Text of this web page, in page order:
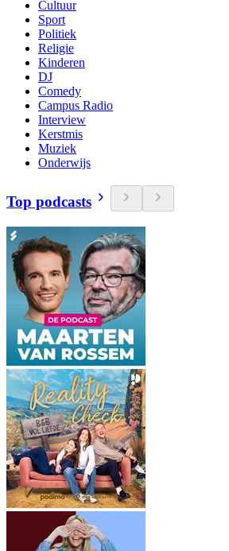
Cultuur
Sport
Politiek
Religie
Kinderen
DJ
Comedy
Campus Radio
Interview
Kerstmis
Muziek
Onderwijs
Top podcasts